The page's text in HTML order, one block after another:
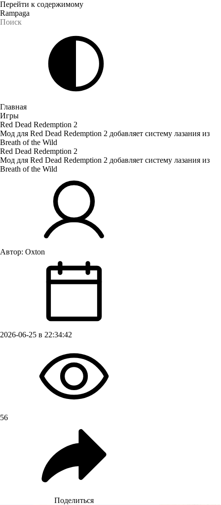
Перейти к содержимому
Rampaga
Главная
Игры
Red Dead Redemption 2
Мод для Red Dead Redemption 2 добавляет систему лазания из
Breath of the Wild
Red Dead Redemption 2
Мод для Red Dead Redemption 2 добавляет систему лазания из
Breath of the Wild
Автор: Oxton
2026-06-25 в 22:34:42
56
Поделиться